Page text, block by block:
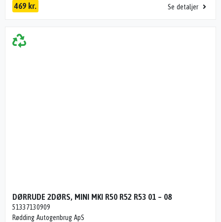
469 kr. Se detaljer
DØRRUDE 2DØRS, MINI MKI R50 R52 R53 01 – 08
51337130909
Rødding Autogenbrug ApS